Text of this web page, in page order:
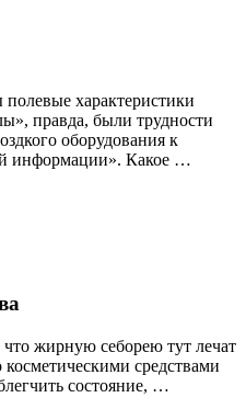
характеристики
правда, были трудности
оборудования к
информации». Какое …
жирную себорею тут лечат
средствами
состояние, …